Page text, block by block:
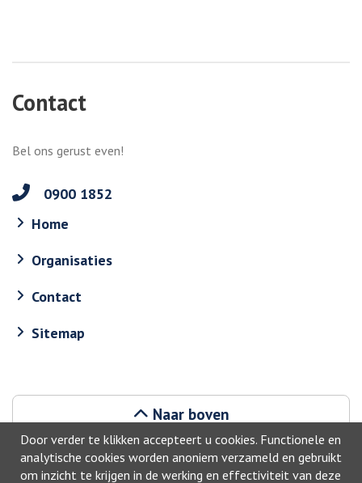
Door verder te klikken accepteert u cookies. Functionele en
analytische cookies worden anoniem verzameld en gebruikt
om inzicht te krijgen in de werking en effectiviteit van deze
Contact
Bel ons gerust even!
0900 1852
Home
Organisaties
Contact
Sitemap
Naar boven